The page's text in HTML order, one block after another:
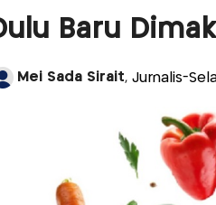
Baru
Mei Sada Sirait, Jurnalis-